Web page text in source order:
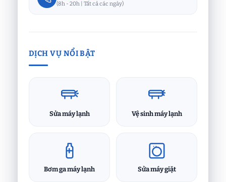
(8h - 20h | Tất cả các ngày)
DỊCH VỤ NỔI BẬT
Sửa máy lạnh Vệ sinh máy lạnh
Bơm ga máy lạnh Sửa máy giặt